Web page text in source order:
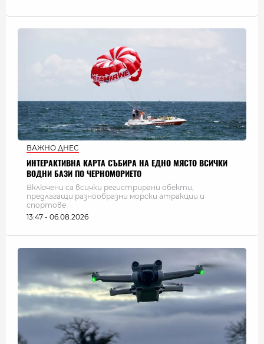
ВАЖНО ДНЕС
ИНТЕРАКТИВНА КАРТА СЪБИРА НА ЕДНО МЯСТО ВСИЧКИ
ВОДНИ БАЗИ ПО ЧЕРНОМОРИЕТО
Включени са всички регистрирани обекти,
предлагащи разнообразни морски атракции и
спортове
13:47 - 06.08.2026